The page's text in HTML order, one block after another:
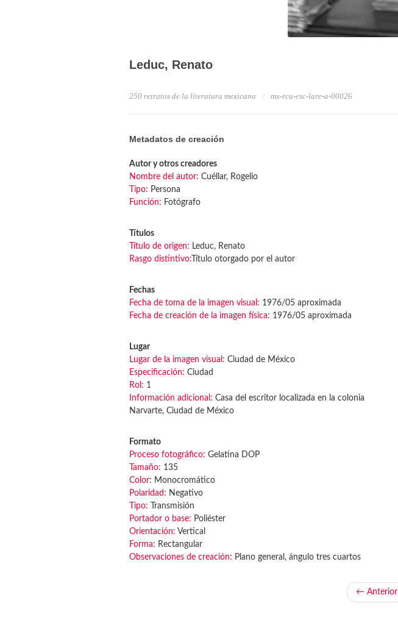
Leduc, Renato
250 retratos de la literatura mexicana mx-rcu-esc-lare-a-00026
Metadatos de creación
Autor y otros creadores
Nombre del autor: Cuéllar, Rogelio
Tipo: Persona
Función: Fotógrafo
Títulos
Título de origen: Leduc, Renato
Rasgo distintivo: Título otorgado por el autor
Fechas
Fecha de toma de la imagen visual: 1976/05 aproximada
Fecha de creación de la imagen física: 1976/05 aproximada
Lugar
Lugar de la imagen visual: Ciudad de México
Especificación: Ciudad
Rol: 1
Información adicional: Casa del escritor localizada en la colonia
Narvarte, Ciudad de México
Formato
Proceso fotográfico: Gelatina DOP
Tamaño: 135
Color: Monocromático
Polaridad: Negativo
Tipo: Transmisión
Portador o base: Poliéster
Orientación: Vertical
Forma: Rectangular
Observaciones de creación: Plano general, ángulo tres cuartos
← Anterior